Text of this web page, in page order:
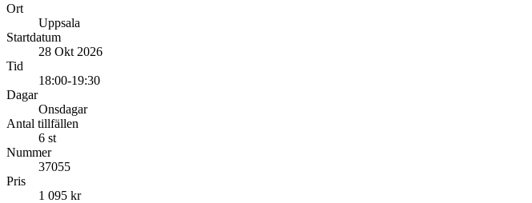
Ort
Uppsala
Startdatum
28 Okt 2026
Tid
18:00-19:30
Dagar
Onsdagar
Antal tillfällen
6 st
Nummer
37055
Pris
1 095 kr